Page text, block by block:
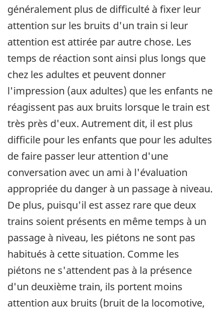
généralement plus de difficulté à fixer leur
attention sur les bruits d'un train si leur
attention est attirée par autre chose. Les
temps de réaction sont ainsi plus longs que
chez les adultes et peuvent donner
l'impression (aux adultes) que les enfants ne
réagissent pas aux bruits lorsque le train est
très près d'eux. Autrement dit, il est plus
difficile pour les enfants que pour les adultes
de faire passer leur attention d'une
conversation avec un ami à l'évaluation
appropriée du danger à un passage à niveau.
De plus, puisqu'il est assez rare que deux
trains soient présents en même temps à un
passage à niveau, les piétons ne sont pas
habitués à cette situation. Comme les
piétons ne s'attendent pas à la présence
d'un deuxième train, ils portent moins
attention aux bruits (bruit de la locomotive,